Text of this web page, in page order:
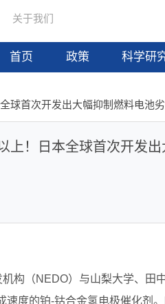
关于我们
首页 政策 科学研
球首次开发出大幅抑制燃料电池
上！日本全球首次开发
构（NEDO）与山梨大学、田
速度的铂‐钴合金氢电极催化剂。